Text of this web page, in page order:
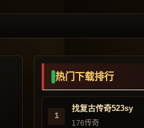
热门下载排行
1
找复古传奇523sy
176传奇